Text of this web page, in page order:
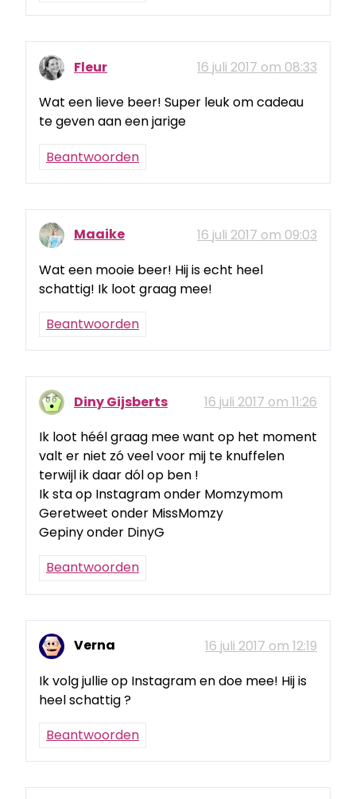
Fleur
16 juli 2017 om 08:33
Wat een lieve beer! Super leuk om cadeau
te geven aan een jarige
Beantwoorden
Maaike
16 juli 2017 om 09:03
Wat een mooie beer! Hij is echt heel
schattig! Ik loot graag mee!
Beantwoorden
Diny Gijsberts
16 juli 2017 om 11:26
Ik loot héél graag mee want op het moment
valt er niet zó veel voor mij te knuffelen
terwijl ik daar dól op ben !
Ik sta op Instagram onder Momzymom
Geretweet onder MissMomzy
Gepiny onder DinyG
Beantwoorden
Verna
16 juli 2017 om 12:19
Ik volg jullie op Instagram en doe mee! Hij is
heel schattig ?
Beantwoorden